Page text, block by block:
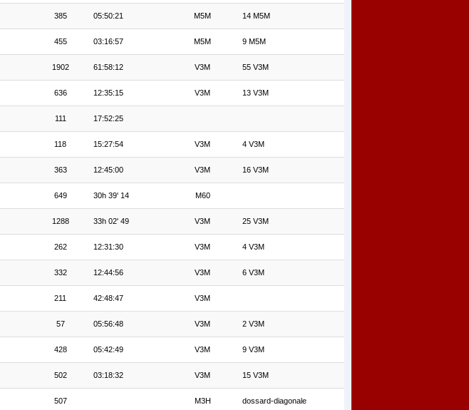
385 05:50:21 M5M 14 M5M
455 03:16:57 M5M 9 M5M
1902 61:58:12 V3M 55 V3M
636 12:35:15 V3M 13 V3M
111 17:52:25
118 15:27:54 V3M 4 V3M
363 12:45:00 V3M 16 V3M
649 30h 39' 14 M60
1288 33h 02' 49 V3M 25 V3M
262 12:31:30 V3M 4 V3M
332 12:44:56 V3M 6 V3M
211 42:48:47 V3M
57 05:56:48 V3M 2 V3M
428 05:42:49 V3M 9 V3M
502 03:18:32 V3M 15 V3M
507 M3H dossard-diagonale